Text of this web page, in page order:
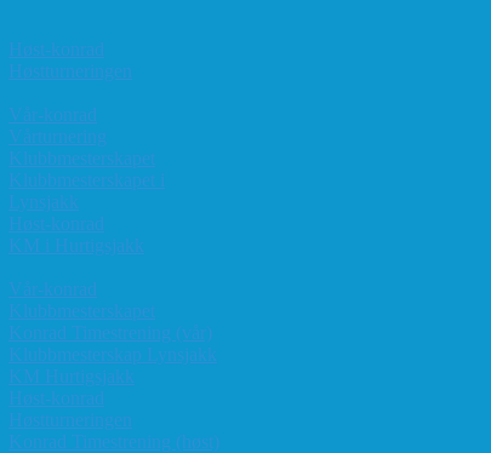
Høst-konrad
Høstturneringen
Vår-konrad
Vårturnering
Klubbmesterskapet
Klubbmesterskapet i
Lynsjakk
Høst-konrad
KM i Hurtigsjakk
Vår-konrad
Klubbmesterskapet
Konrad Timestrening (vår)
Klubbmesterskap Lynsjakk
KM Hurtigsjakk
Høst-konrad
Høstturneringen
Konrad Timestrening (høst)